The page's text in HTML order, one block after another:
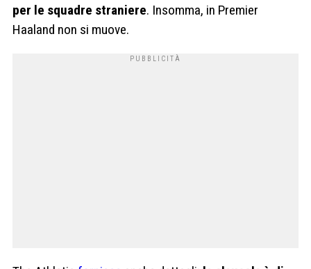
per le squadre straniere. Insomma, in Premier
Haaland non si muove.